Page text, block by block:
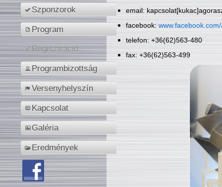
Szponzorok
Program
Regisztráció
Programbizottság
Versenyhelyszín
Kapcsolat
Galéria
Eredmények
email:
facebook:
telefon: +36(62)563-480
fax: +36(62)563-499